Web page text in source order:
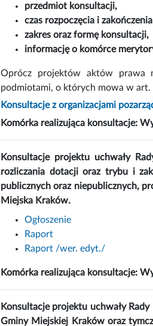
przedmiot konsultacji,
czas rozpoczęcia i
zakres oraz formę konsultacji,
informację o komórce
Oprócz projektów aktów prawa
podmiotami, o których mowa w art.
Konsultacje z organizacjami
Komórka realizująca konsultacje:
Konsultacje projektu uchwały
rozliczania dotacji oraz trybu i
publicznych oraz niepublicznych,
Miejska Kraków.
Ogłoszenie
Raport
Raport /wer. edyt./
Komórka realizująca konsultacje:
Konsultacje projektu uchwały
Gminy Miejskiej Kraków oraz